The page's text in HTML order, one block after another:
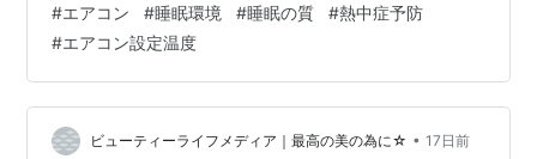
首振り 押しボタンスイッチ 風量3段階調節 切タイマー 換
気 ホワイト AMT-BJ30(W) 山善(YAMAZEN) Amazon 2.
判断基準 【エアコンなしでもよい場合】 室温が26～
28℃ 湿度が50～60％程度 扇風機だけで快適 朝までぐっ
すり眠れる → 扇風機…
#エアコン #睡眠環境 #睡眠の質 #熱中症予防
#エアコン設定温度
ビューティーライフメディア｜最高の美の為に☆ • 17日前